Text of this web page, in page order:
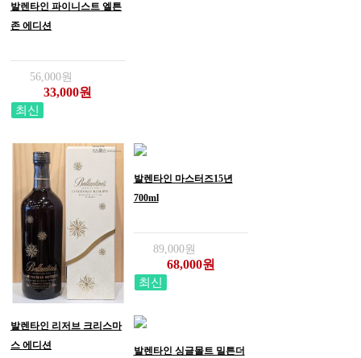
발렌타인 파이니스트 엘튼
존 에디션
56,000원
33,000원
최신
발렌타인 리저브 크리스마
스 에디션
발렌타인 마스터즈15년
700ml
89,000원
68,000원
최신
발렌타인 싱글몰트 밀튼더